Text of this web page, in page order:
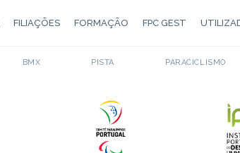
FILIAÇÕES FORMAÇÃO FPC GEST
BMX PISTA PARACICLISMO